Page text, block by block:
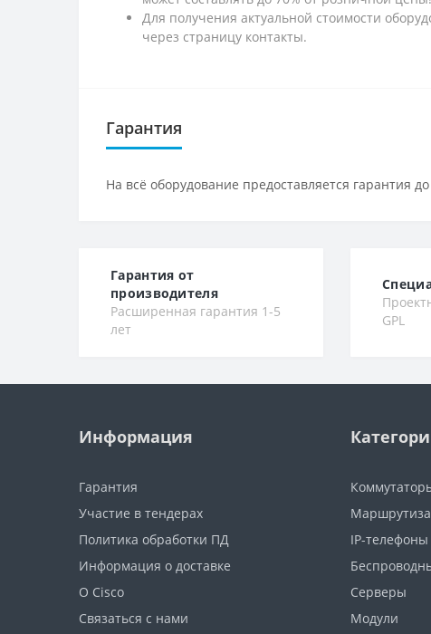
Для получения актуальной стоимости
через страницу контакты.
Гарантия
На всё оборудование предоставляется гарантия
Гарантия от
производителя
Расширенная гарантия 1-5
лет
GPL
Информация
Гарантия
Участие в тендерах
Политика обработки ПД
Информация о доставке
О Cisco
Связаться с нами
IP-телефоны
Серверы
Модули